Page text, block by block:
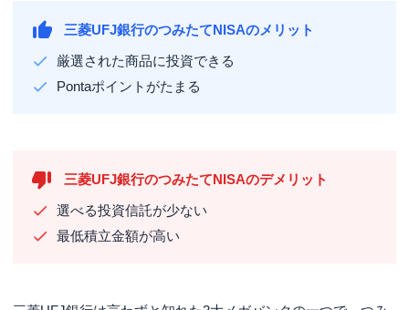
三菱UFJ銀行のつみたてNISAのメリット
厳選された商品に投資できる
Pontaポイントがたまる
三菱UFJ銀行のつみたてNISAのデメリット
選べる投資信託が少ない
最低積立金額が高い